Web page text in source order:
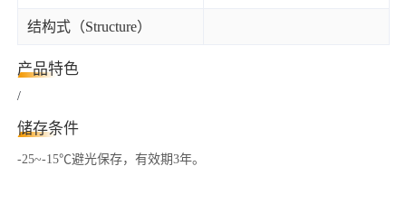
结构式（Structure）
产品特色
/
储存条件
-25~-15℃避光保存，有效期3年。